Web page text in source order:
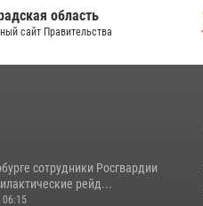
область
сайт Правительства
сотрудники Росгвардии
рейд...
06:15